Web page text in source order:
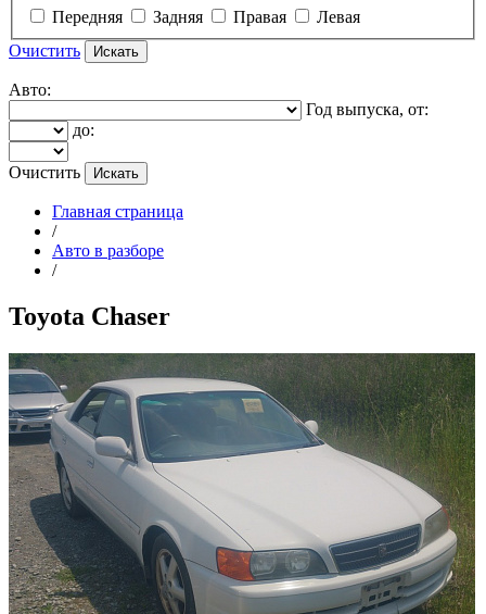
Передняя
Задняя Правая
Левая
Очистить
Авто:
Год выпуска, от:
до:
Очистить
Главная страница
/
Авто в разборе
/
Toyota Chaser